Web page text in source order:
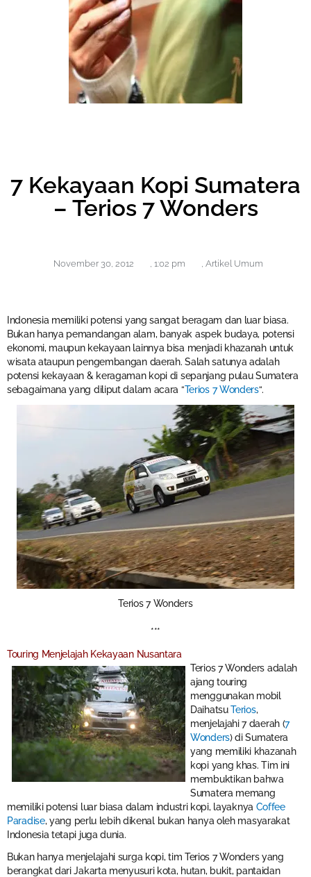
7 Kekayaan Kopi Sumatera
– Terios 7 Wonders
November 30, 2012 , 1:02 pm , Artikel Umum
Indonesia memiliki potensi yang sangat beragam dan luar biasa.
Bukan hanya pemandangan alam, banyak aspek budaya, potensi
ekonomi, maupun kekayaan lainnya bisa menjadi khazanah untuk
wisata ataupun pengembangan daerah. Salah satunya adalah
potensi kekayaan & keragaman kopi di sepanjang pulau Sumatera
sebagaimana yang diliput dalam acara “Terios 7 Wonders“.
Terios 7 Wonders
***
Touring Menjelajah Kekayaan Nusantara
Terios 7 Wonders adalah
ajang touring
menggunakan mobil
DaihatsuTerios,
menjelajahi 7 daerah (7
Wonders) di Sumatera
yang memiliki khazanah
kopi yang khas. Tim ini
membuktikan bahwa
Sumatera memang
memiliki potensi luar biasa dalam industri kopi, layaknya Coffee
Paradise, yang perlu lebih dikenal bukan hanya oleh masyarakat
Indonesia tetapi juga dunia.
Bukan hanya menjelajahi surga kopi, tim Terios 7 Wonders yang
berangkat dari Jakarta menyusuri kota, hutan, bukit, pantaidan